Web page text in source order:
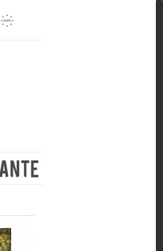
Informativa